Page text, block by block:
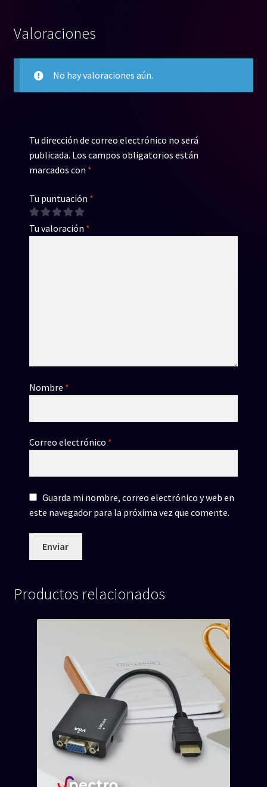
Valoraciones
No hay valoraciones aún.
Tu dirección de correo electrónico no será
publicada. Los campos obligatorios están
marcados con *
Tu puntuación *
Tu valoración *
Nombre *
Correo electrónico *
Guarda mi nombre, correo electrónico y web en
este navegador para la próxima vez que comente.
Productos relacionados